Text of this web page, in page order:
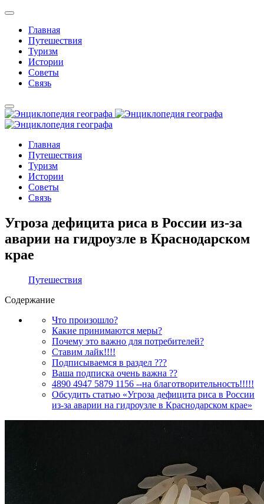
Главная
Путешествия
Туризм
Истории
Советы
Связь
Главная
Путешествия
Туризм
Истории
Советы
Связь
Угроза дефицита риса в России из-за
аварии на гидроузле в Краснодарском
крае
Путешествия
Содержание
Что произошло?
Какие принимаются меры?
Почему это важно для потребителей?
Ставим лайк!!!!
Подписываемся в раздел ???
Ваша подписка очень важна ??
4890 4947 5879 1156 --на благотворительность!!!!!
Обсудить статью «Угроза дефицита риса в России
из-за аварии на гидроузле в Краснодарском крае»